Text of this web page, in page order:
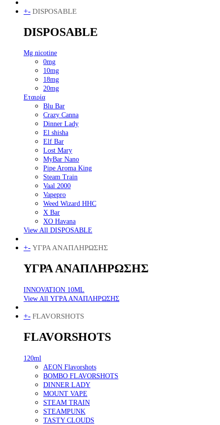
+- DISPOSABLE
DISPOSABLE
Mg nicotine
0mg
10mg
18mg
20mg
Εταιρία
Blu Bar
Crazy Canna
Dinner Lady
El shisha
Elf Bar
Lost Mary
MyBar Nano
Pipe Aroma King
Steam Train
Vaal 2000
Vapepro
Weed Wizard HHC
X Bar
XO Havana
View All DISPOSABLE
+- ΥΓΡΑ ΑΝΑΠΛΗΡΩΣΗΣ
ΥΓΡΑ ΑΝΑΠΛΗΡΩΣΗΣ
INNOVATION 10ML
View All ΥΓΡΑ ΑΝΑΠΛΗΡΩΣΗΣ
+- FLAVORSHOTS
FLAVORSHOTS
120ml
AEON Flavorshots
BOMBO FLAVORSHOTS
DINNER LADY
MOUNT VAPE
STEAM TRAIN
STEAMPUNK
TASTY CLOUDS